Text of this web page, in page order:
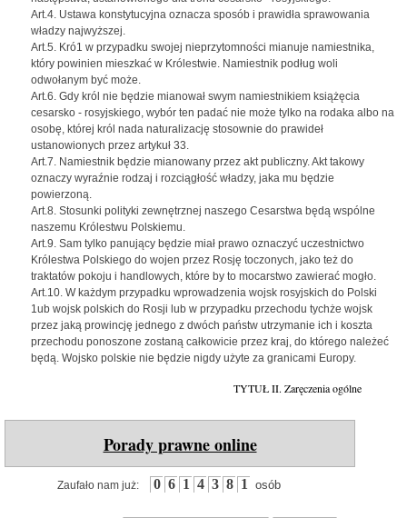
Art.4. Ustawa konstytucyjna oznacza sposób i prawidła sprawowania
władzy najwyższej.
Art.5. Kró1 w przypadku swojej nieprzytomności mianuje namiestnika,
który powinien mieszkać w Królestwie. Namiestnik podług woli
odwołanym być może.
Art.6. Gdy król nie będzie mianował swym namiestnikiem książęcia
cesarsko - rosyjskiego, wybór ten padać nie może tylko na rodaka albo na
osobę, której król nada naturalizację stosownie do prawideł
ustanowionych przez artykuł 33.
Art.7. Namiestnik będzie mianowany przez akt publiczny. Akt takowy
oznaczy wyraźnie rodzaj i rozciągłość władzy, jaka mu będzie
powierzoną.
Art.8. Stosunki polityki zewnętrznej naszego Cesarstwa będą wspólne
naszemu Królestwu Polskiemu.
Art.9. Sam tylko panujący będzie miał prawo oznaczyć uczestnictwo
Królestwa Polskiego do wojen przez Rosję toczonych, jako też do
traktatów pokoju i handlowych, które by to mocarstwo zawierać mogło.
Art.10. W każdym przypadku wprowadzenia wojsk rosyjskich do Polski
1ub wojsk polskich do Rosji lub w przypadku przechodu tychże wojsk
przez jaką prowincję jednego z dwóch państw utrzymanie ich i koszta
przechodu ponoszone zostaną całkowicie przez kraj, do którego należeć
będą. Wojsko polskie nie będzie nigdy użyte za granicami Europy.
TYTUŁ II. Zaręczenia ogólne
Porady prawne online
Zaufało nam już: 0 6 1 4 3 8 1 osób